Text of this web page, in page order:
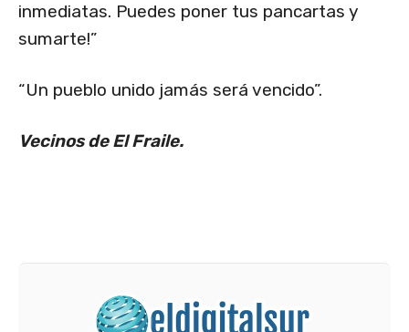
inmediatas. Puedes poner tus pancartas y
sumarte!”
“Un pueblo unido jamás será vencido”.
Vecinos de El Fraile.